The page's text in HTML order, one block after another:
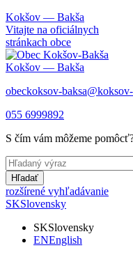
Kokšov — Bakša
Vitajte na oficiálnych
stránkach obce
Kokšov — Bakša
obeckoksov-
055 6999892
S čím vám môžeme
Hľadať
rozšírené vyhľadávanie
SKSlovensky
SKSlovensky
ENEnglish